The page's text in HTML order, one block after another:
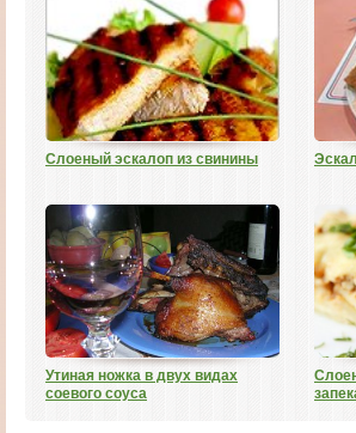
Слоеный эскалоп из свинины
Утиная ножка в двух видах
соевого соуса